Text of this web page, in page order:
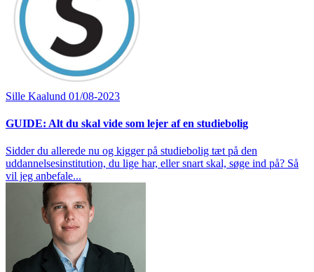
Sille Kaalund 01/08-2023
GUIDE: Alt du skal vide som lejer af en studiebolig
Sidder du allerede nu og kigger på studiebolig tæt på den
uddannelsesinstitution, du lige har, eller snart skal, søge ind på? Så
vil jeg anbefale...